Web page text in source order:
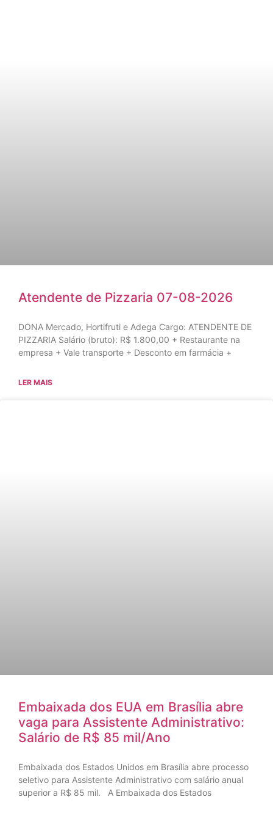
Atendente de Pizzaria 07-08-2026
DONA Mercado, Hortifruti e Adega Cargo: ATENDENTE DE
PIZZARIA Salário (bruto): R$ 1.800,00 + Restaurante na
empresa + Vale transporte + Desconto em farmácia +
LER MAIS
Embaixada dos EUA em Brasília abre
vaga para Assistente Administrativo:
Salário de R$ 85 mil/Ano
Embaixada dos Estados Unidos em Brasília abre processo
seletivo para Assistente Administrativo com salário anual
superior a R$ 85 mil. A Embaixada dos Estados